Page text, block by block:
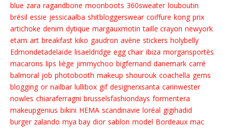
blue zara ragandbone moonboots 360sweater louboutin
brésil essie jessicaalba shitbloggerswear coiffure kong prix
artichoke denim dytique margauxmotin taille crayon newyork
etam art breakfast kiko gaudron avène stickers holybelly
Edmondetadelaïde lisaeldridge egg chair ibiza morgansportès
macarons lips liège jimmychoo bigfernand danemark carré
balmoral job photobooth makeup shourouk coachella gems
blogging or nailbar lullibox gif designerxsanta carinwester
nowles chiaraferragni brusselsfashiondays formentera
makeupgenius bikini HEMA scandinavie loréal gigihadid
burger zalando mya bay dior sablon model Bordeaux mac